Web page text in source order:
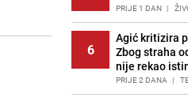
PRIJE 1 DAN |
6
Agić kritizira
Zbog straha
nije rekao
PRIJE 2 DANA |